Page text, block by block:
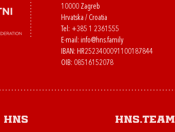
10000 Zagreb
Hrvatska / Croatia
Tel: +385 1 2361555
E-mail: info@hns.family
IBAN: HR2523400091100187844
OIB: 08516152078
HNS HNS.team